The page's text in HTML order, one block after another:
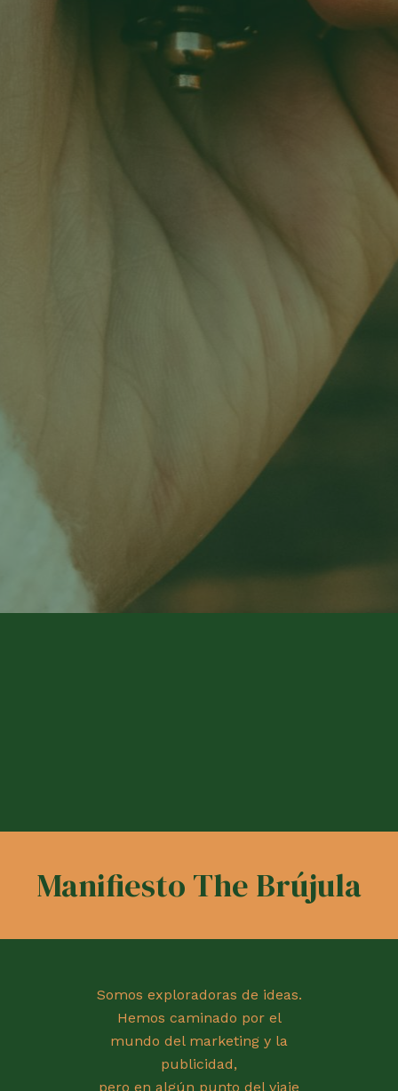
Manifiesto The Brújula
Somos exploradoras de ideas.
Hemos caminado por el
mundo del marketing y la
publicidad,
pero en algún punto del viaje